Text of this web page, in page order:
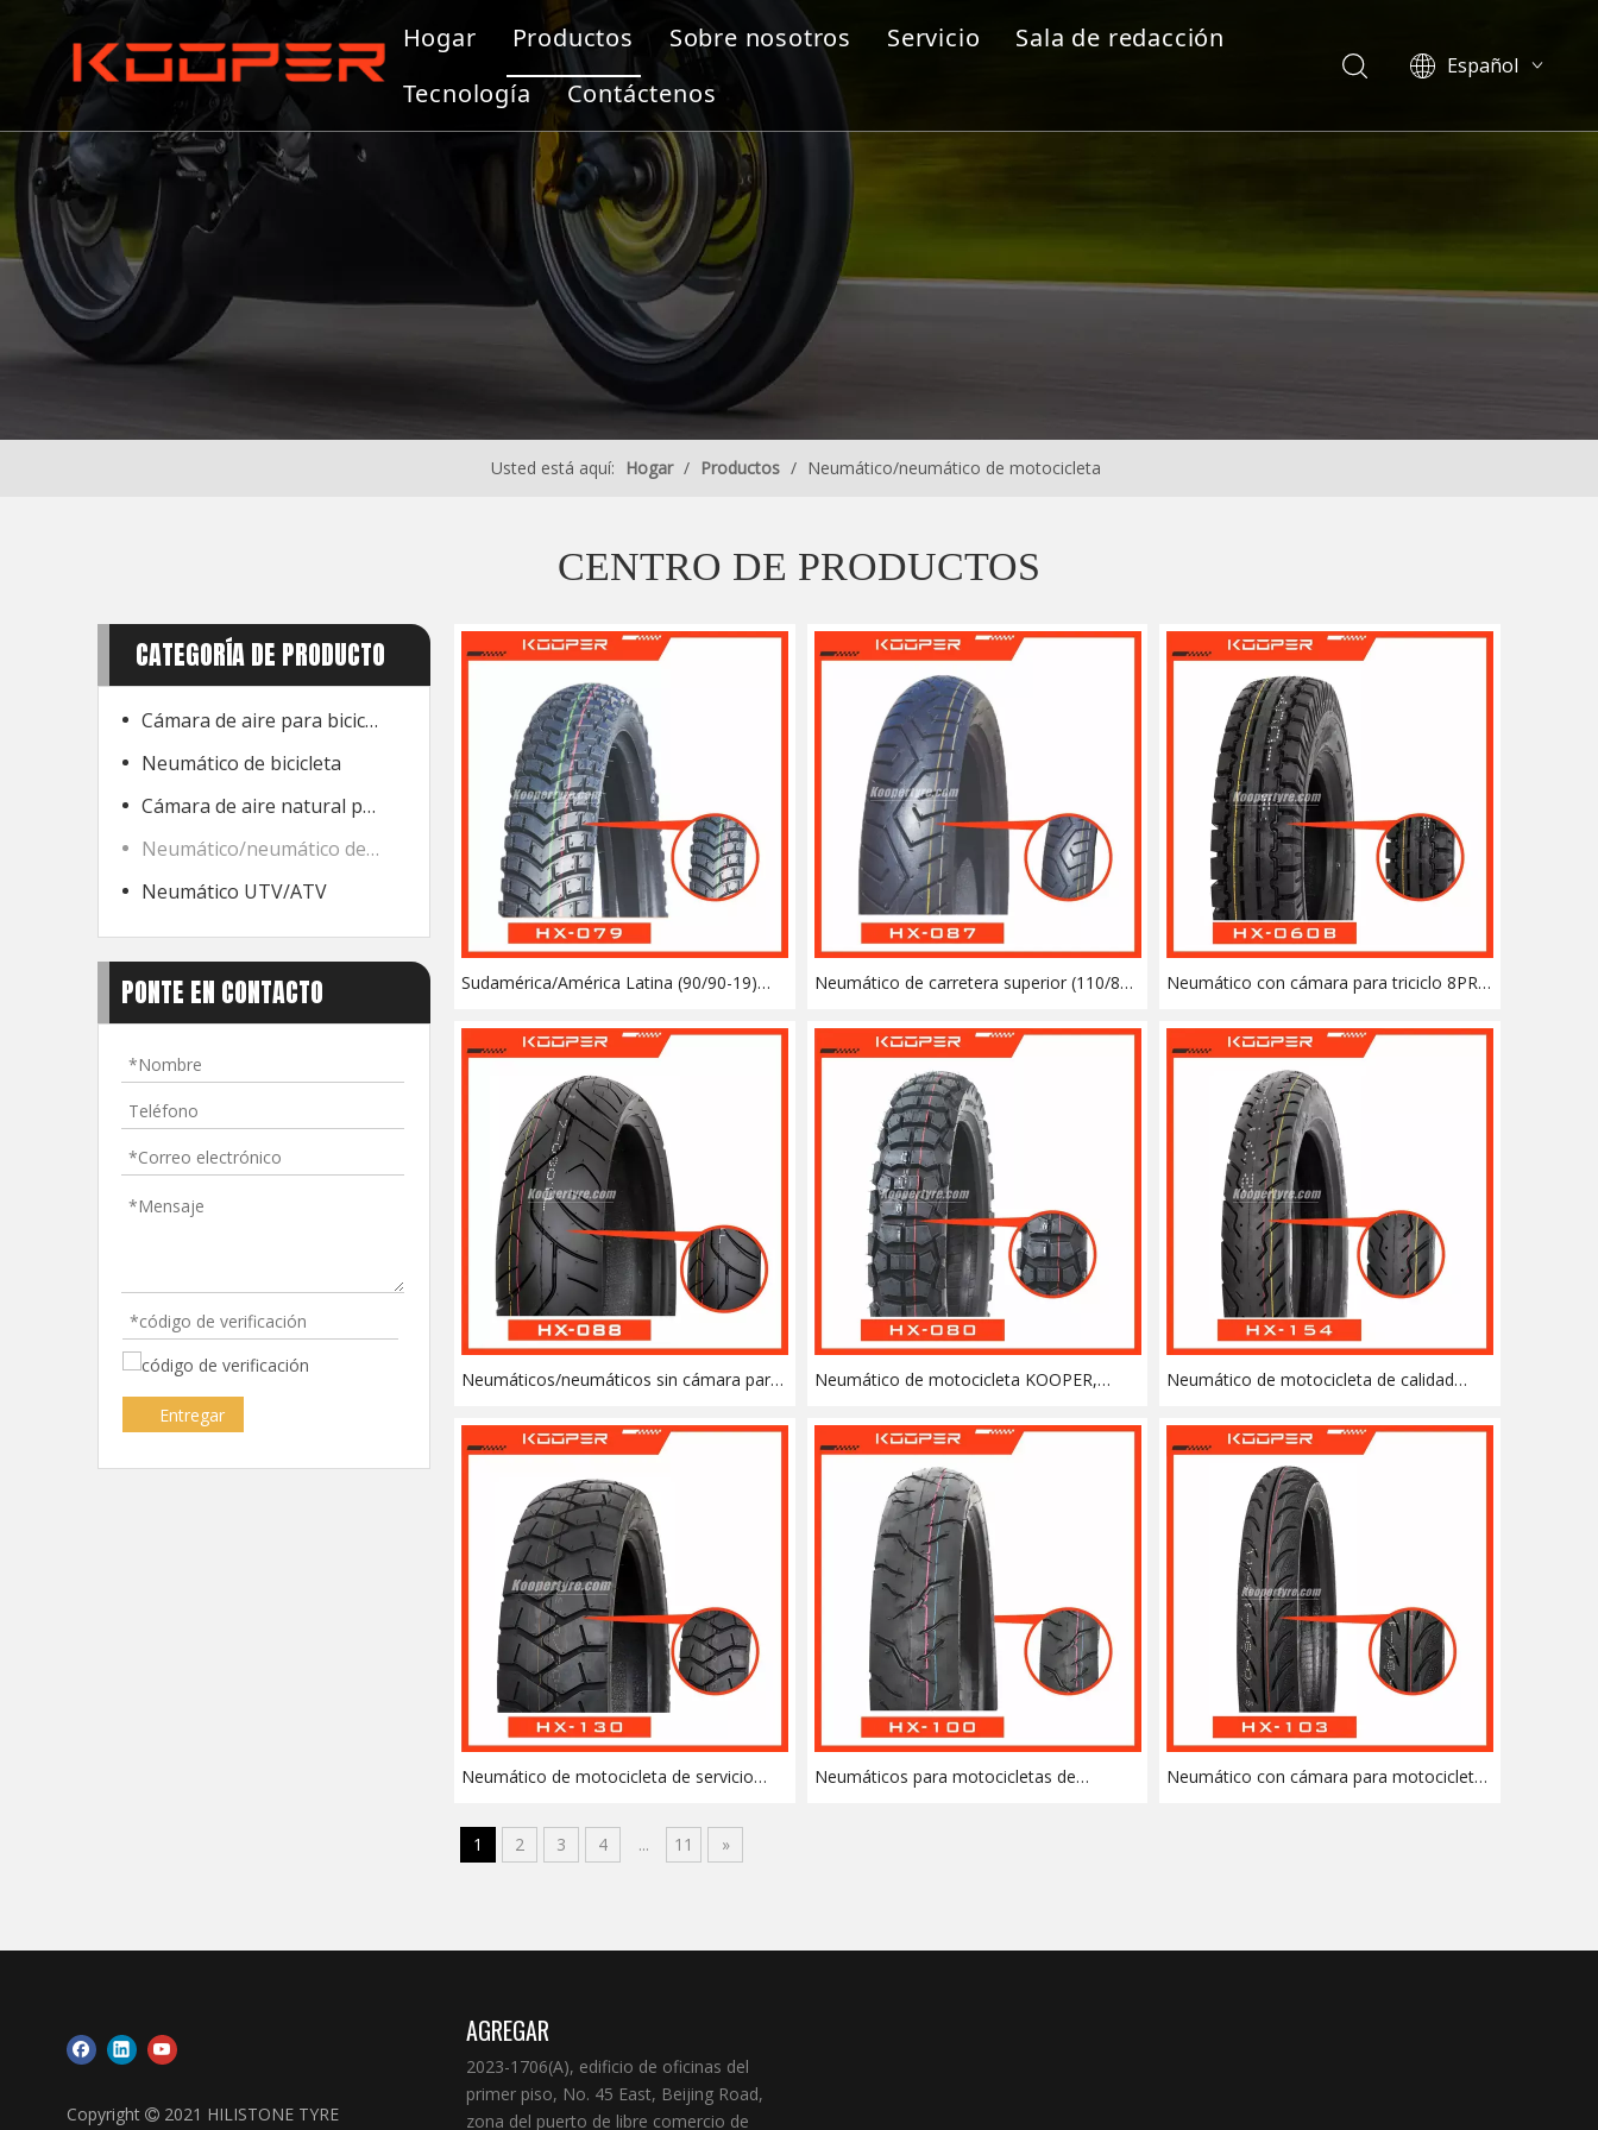
Hogar Productos Sobre nosotros Servicio
Sala de redacción
Tecnología
Contáctenos
Español
العربية
Usted está aquí: Hogar / Productos / Neumático/neumático de motocicleta
CENTRO DE PRODUCTOS
CATEGORÍA DE PRODUCTO
Cámara de aire para bicicleta
Neumático de bicicleta
Cámara de aire natural para motocicleta
Neumático/neumático de motocicleta
Neumático UTV/ATV
PONTE EN CONTACTO
Entregar
Sudamérica/América Latina (90/90-19)
Neumático de carretera superior (110/80-
Neumático con cámara para triciclo 8PR
ISO/DOT/E-MARK
Neumáticos/neumáticos sin cámara para
Highway Tread (140/60-17) (140/70-17)
Neumático de motocicleta KOOPER,
Enduro 120/80-18 120/90-18 4,10-18
110/100-18 4,60-18 90/90-19 80/100-21
Neumático de motocicleta de calidad
Neumático de motocicleta de servicio
Neumáticos para motocicletas de
Neumático con cámara para motocicleta
1
2 3 4 ... 11 »
Copyright  2021 HILISTONE TYRE
AGREGAR
2023-1706(A), edificio de oficinas del
primer piso, No. 45 East, Beijing Road,
zona del puerto de libre comercio de